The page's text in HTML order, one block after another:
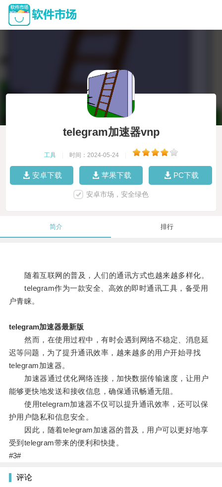
telegram加速器vnp
工具 时间：2024-05-24
安卓下载 苹果下载 PC下载
安卓市场，安全绿色
简介 排行
随着互联网的普及，人们的通讯方式也越来越多样化。
telegram作为一款安全、高效的即时通讯工具，备受用
户青睐。
telegram加速器最新版
然而，在使用过程中，有时会遇到网络不稳定、消息延
迟等问题，为了提升通讯效率，越来越多的用户开始寻找
telegram加速器。
加速器通过优化网络连接，加快数据传输速度，让用户
能够更快地发送和接收信息，确保通讯畅通无阻。
使用telegram加速器不仅可以提升通讯效率，还可以保
护用户隐私和信息安全。
因此，随着telegram加速器的普及，用户可以更好地享
受到telegram带来的便利和快捷。
#3#
评论